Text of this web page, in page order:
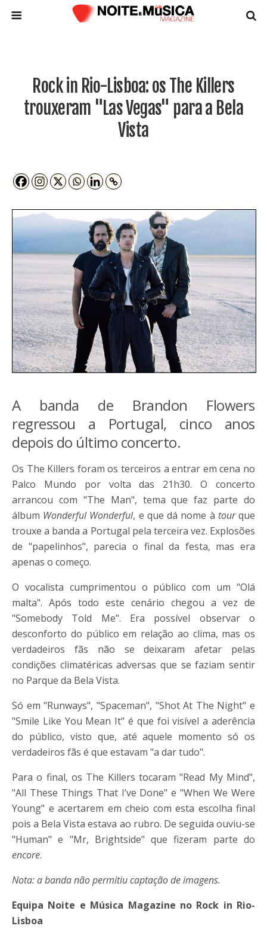
Rock in Rio-Lisboa: os The Killers
trouxeram "Las Vegas" para a Bela
Vista
A banda de Brandon Flowers
regressou a Portugal, cinco anos
depois do último concerto.
Os The Killers foram os terceiros a entrar em cena no
Palco Mundo por volta das 21h30. O concerto
arrancou com "The Man", tema que faz parte do
álbum Wonderful Wonderful, e que dá nome à tourque
trouxe a banda a Portugal pela terceira vez. Explosões
de "papelinhos", parecia o final da festa, mas era
apenas o começo.
O vocalista cumprimentou o público com um "Olá
malta". Após todo este cenário chegou a vez de
"Somebody Told Me". Era possível observar o
desconforto do público em relação ao clima, mas os
verdadeiros fãs não se deixaram afetar pelas
condições climatéricas adversas que se faziam sentir
no Parque da Bela Vista.
Só em "Runways", "Spaceman", "Shot At The Night" e
"Smile Like You Mean It" é que foi visível a aderência
do público, visto que, até aquele momento só os
verdadeiros fãs é que estavam "a dar tudo".
Para o final, os The Killers tocaram "Read My Mind",
"All These Things That I’ve Done" e "When We Were
Young" e acertarem em cheio com esta escolha final
pois a Bela Vista estava ao rubro. De seguida ouviu-se
"Human" e "Mr, Brightside" que fizeram parte do
encore.
Nota: a banda não permitiu captação de imagens.
Equipa Noite e Música Magazine no Rock in Rio-
Lisboa